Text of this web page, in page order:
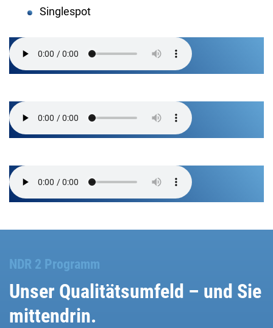
Singlespot
NDR 2 Programm
Unser Qualitätsumfeld – und Sie
mittendrin.